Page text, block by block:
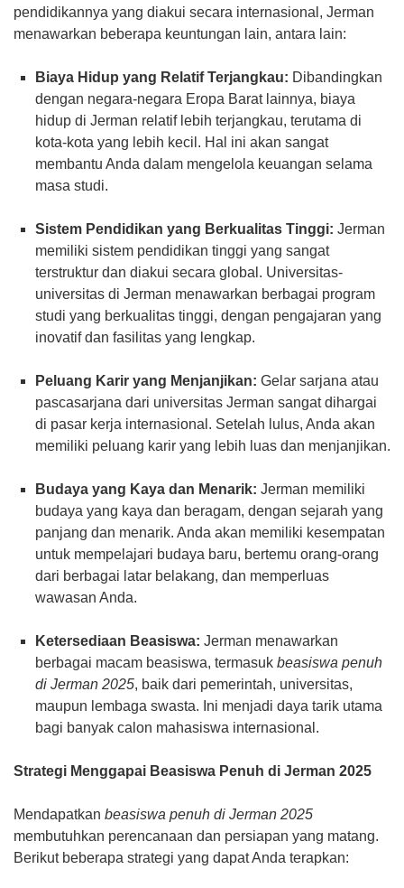
pendidikannya yang diakui secara internasional, Jerman
menawarkan beberapa keuntungan lain, antara lain:
Biaya Hidup yang Relatif Terjangkau: Dibandingkan
dengan negara-negara Eropa Barat lainnya, biaya
hidup di Jerman relatif lebih terjangkau, terutama di
kota-kota yang lebih kecil. Hal ini akan sangat
membantu Anda dalam mengelola keuangan selama
masa studi.
Sistem Pendidikan yang Berkualitas Tinggi: Jerman
memiliki sistem pendidikan tinggi yang sangat
terstruktur dan diakui secara global. Universitas-
universitas di Jerman menawarkan berbagai program
studi yang berkualitas tinggi, dengan pengajaran yang
inovatif dan fasilitas yang lengkap.
Peluang Karir yang Menjanjikan: Gelar sarjana atau
pascasarjana dari universitas Jerman sangat dihargai
di pasar kerja internasional. Setelah lulus, Anda akan
memiliki peluang karir yang lebih luas dan menjanjikan.
Budaya yang Kaya dan Menarik: Jerman memiliki
budaya yang kaya dan beragam, dengan sejarah yang
panjang dan menarik. Anda akan memiliki kesempatan
untuk mempelajari budaya baru, bertemu orang-orang
dari berbagai latar belakang, dan memperluas
wawasan Anda.
Ketersediaan Beasiswa: Jerman menawarkan
berbagai macam beasiswa, termasuk beasiswa penuh
di Jerman 2025, baik dari pemerintah, universitas,
maupun lembaga swasta. Ini menjadi daya tarik utama
bagi banyak calon mahasiswa internasional.
Strategi Menggapai Beasiswa Penuh di Jerman 2025
Mendapatkan beasiswa penuh di Jerman 2025
membutuhkan perencanaan dan persiapan yang matang.
Berikut beberapa strategi yang dapat Anda terapkan: